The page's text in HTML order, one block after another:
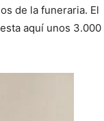
de la funeraria. El
aquí unos 3.000